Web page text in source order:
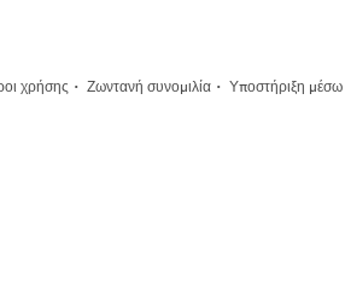
χρήσης · Ζωντανή συνομιλία · Υποστήριξη μέσω